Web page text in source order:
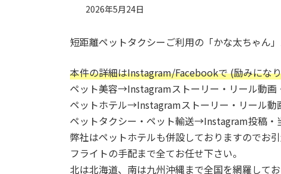
2026年5月24日
短距離ペットタクシーご利用の「かな太ちゃん」
本件の詳細はInstagram/Facebookで (励みにな
ペット美容→Instagramストーリー・リール動
ペットホテル→Instagramストーリー・リール動
ペットタクシー・ペット輸送→Instagram投稿・
弊社はペットホテルも併設しておりますのでお
フライトの手配まで全てお任せ下さい。
北は北海道、南は九州沖縄まで全国を網羅して